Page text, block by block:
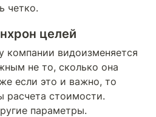
четко.
целей
компании видоизменяется
не то, сколько она
если это и важно, то
расчета стоимости.
параметры.